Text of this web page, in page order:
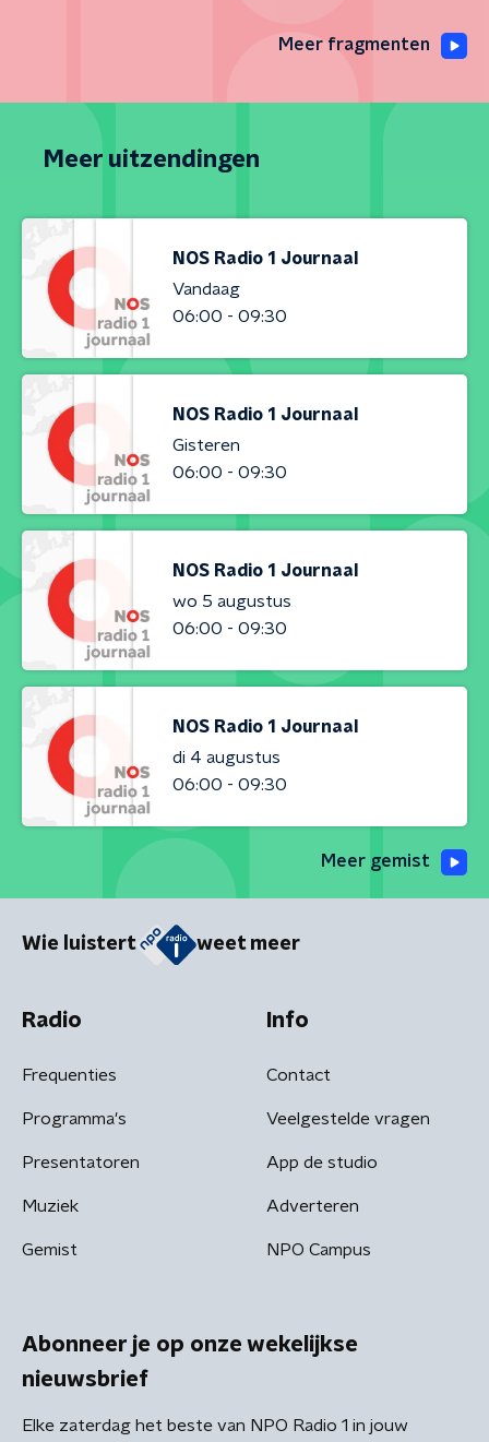
Meer fragmenten
Meer uitzendingen
NOS Radio 1 Journaal
Vandaag
06:00 - 09:30
NOS Radio 1 Journaal
Gisteren
06:00 - 09:30
NOS Radio 1 Journaal
wo 5 augustus
06:00 - 09:30
NOS Radio 1 Journaal
di 4 augustus
06:00 - 09:30
Meer gemist
Wie luistert weet meer
Radio
Frequenties
Programma's
Presentatoren
Muziek
Gemist
Info
Contact
Veelgestelde vragen
App de studio
Adverteren
NPO Campus
Abonneer je op onze wekelijkse
nieuwsbrief
Elke zaterdag het beste van NPO Radio 1 in jouw